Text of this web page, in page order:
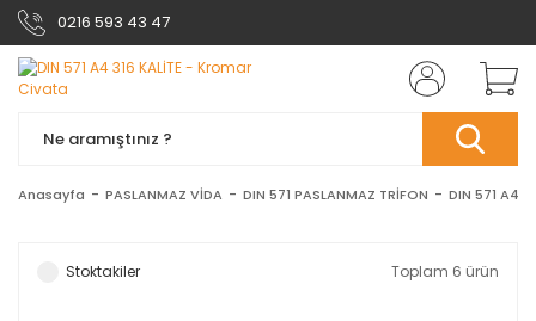
0216 593 43 47
Anasayfa PASLANMAZ VİDA DIN 571 PASLANMAZ TRİFON DIN 571 A4
Stoktakiler Toplam 6 ürün